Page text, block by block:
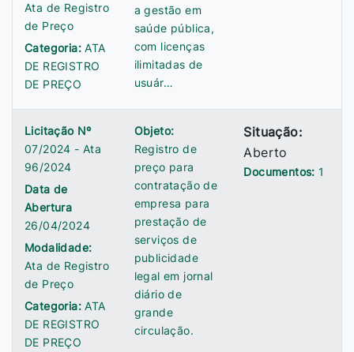
Ata de Registro
de Preço
Categoria:ATA
DE REGISTRO
DE PREÇO
a gestão em
saúde pública,
com licenças
ilimitadas de
usuár…
Licitação Nº
07/2024 - Ata
96/2024
Data de
Abertura
26/04/2024
Modalidade:
Ata de Registro
de Preço
Categoria:ATA
DE REGISTRO
DE PREÇO
Objeto:
Registro de
preço para
contratação de
empresa para
prestação de
serviços de
publicidade
legal em jornal
diário de
grande
circulação.
Situação:
Aberto
Documentos: 1